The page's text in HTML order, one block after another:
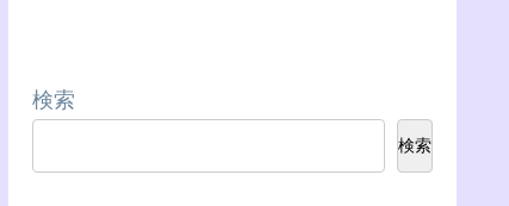
検索
検索